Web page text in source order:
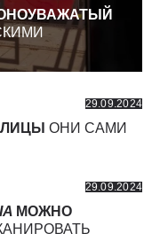
29.09.2024
ОНИ САМИ
29.09.2024
МОЖНО